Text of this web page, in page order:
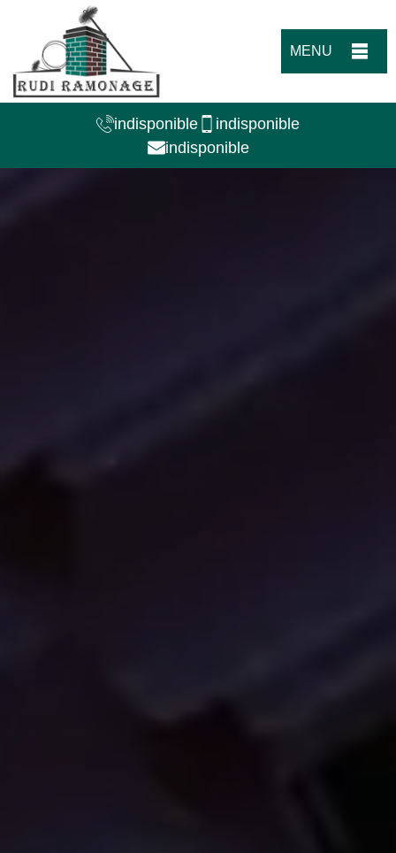
MENU
indisponible
indisponible
indisponible